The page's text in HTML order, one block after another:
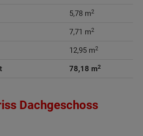
5,78 m2
7,71 m2
12,95 m2
78,18 m2
Dachgeschoss